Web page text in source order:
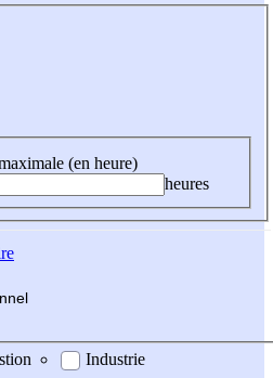
(en heure)
heures
Industrie